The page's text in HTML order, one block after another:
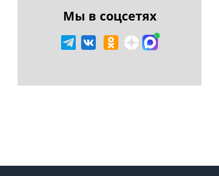
Мы в соцсетях